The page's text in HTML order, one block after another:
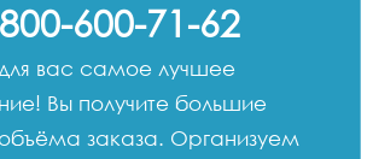
600-71-62
вас самое лучшее
Вы получите большие
заказа. Организуем